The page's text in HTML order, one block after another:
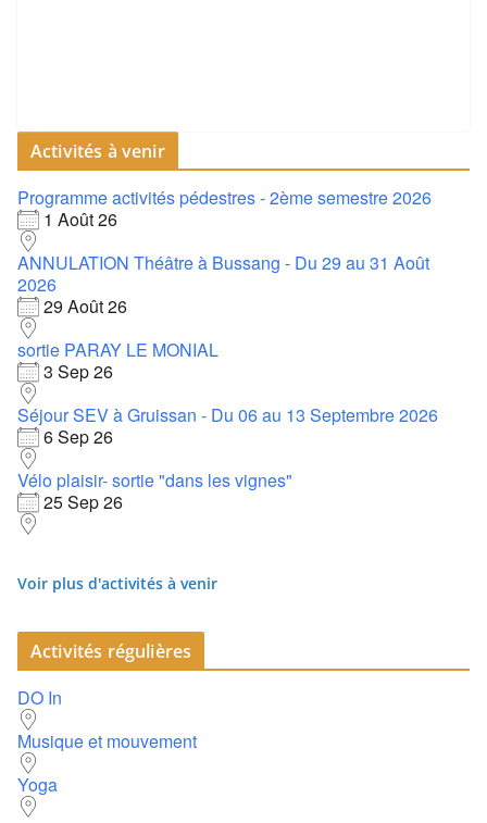
Activités à venir
Programme activités pédestres - 2ème semestre 2026
1 Août 26
ANNULATION Théâtre à Bussang - Du 29 au 31 Août
2026
29 Août 26
sortie PARAY LE MONIAL
3 Sep 26
Séjour SEV à Gruissan - Du 06 au 13 Septembre 2026
6 Sep 26
Vélo plaisir- sortie "dans les vignes"
25 Sep 26
Voir plus d'activités à venir
Activités régulières
DO In
Musique et mouvement
Yoga